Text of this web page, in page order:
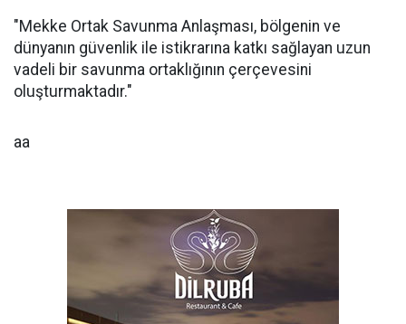
"Mekke Ortak Savunma Anlaşması, bölgenin ve
dünyanın güvenlik ile istikrarına katkı sağlayan uzun
vadeli bir savunma ortaklığının çerçevesini
oluşturmaktadır."
aa